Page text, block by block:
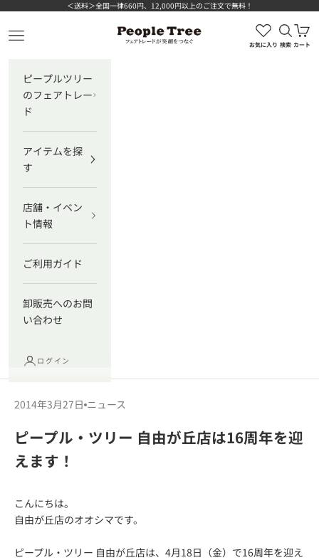
コンテンツへスキップ＜送料＞全国一律660円、12,000円以上のご注文で無料！
ピープルツリー公式オンラインショップ
メニューを開く
お気に入り
検索を
検索
カ
カート
ピープルツリー
のフェアトレー
ド
アイテムを探
す
店舗・イベン
ト情報
ご利用ガイド
卸販売へのお問
い合わせ
ログイン
2014年3月27日 ニュース
ピープル・ツリー 自由が丘店は16周年を迎
えます！
こんにちは。
自由が丘店のオオシマです。
ピープル・ツリー 自由が丘店は、4月18日（金）で16周年を迎え